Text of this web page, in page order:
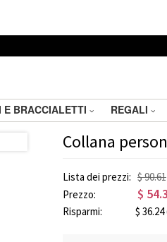
E BRACCIALETTI REGALI
Collana
Lista dei prezzi: $ 90.61
Prezzo:
$
Risparmi: $ 36.24